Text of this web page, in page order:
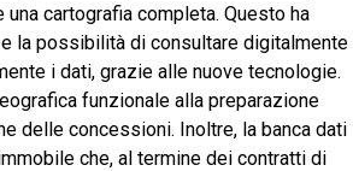
cartografia completa. Questo ha
la possibilità di consultare digitalmente
i dati, grazie alle nuove tecnologie.
funzionale alla preparazione
delle concessioni. Inoltre, la banca dati
che, al termine dei contratti di